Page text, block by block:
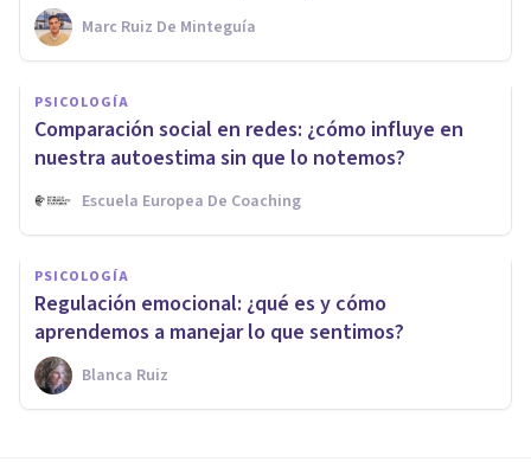
Marc Ruiz De Minteguía
PSICOLOGÍA
Comparación social en redes: ¿cómo influye en
nuestra autoestima sin que lo notemos?
Escuela Europea De Coaching
PSICOLOGÍA
Regulación emocional: ¿qué es y cómo
aprendemos a manejar lo que sentimos?
Blanca Ruiz